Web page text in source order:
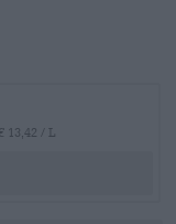
13,42 / L